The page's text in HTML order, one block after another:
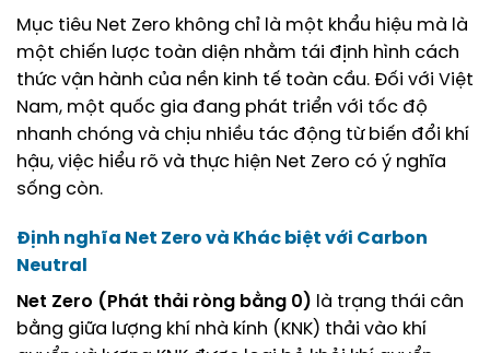
Mục tiêu Net Zero không chỉ là một khẩu hiệu mà là
một chiến lược toàn diện nhằm tái định hình cách
thức vận hành của nền kinh tế toàn cầu. Đối với Việt
Nam, một quốc gia đang phát triển với tốc độ
nhanh chóng và chịu nhiều tác động từ biến đổi khí
hậu, việc hiểu rõ và thực hiện Net Zero có ý nghĩa
sống còn.
Định nghĩa Net Zero và Khác biệt với Carbon
Neutral
Net Zero (Phát thải ròng bằng 0) là trạng thái cân
bằng giữa lượng khí nhà kính (KNK) thải vào khí